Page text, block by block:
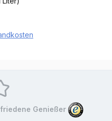
Genießer